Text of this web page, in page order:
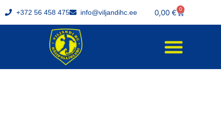
+372 56 458 475 info@viljandihc.ee 0,00 € 0